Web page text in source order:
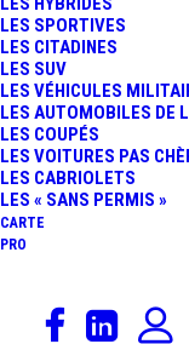
LES SPORTIVES
LES CITADINES
LES SUV
LES VÉHICULES
LES AUTOMOBILES DE
LES COUPÉS
LES VOITURES PAS
LES CABRIOLETS
LES « SANS PERMIS »
CARTE
PRO
GRAND